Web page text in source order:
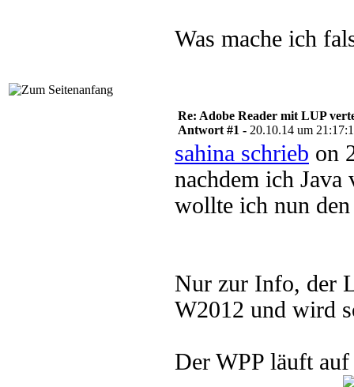
Was mache ich
Re: Adobe Reader mit LUP
Antwort #1 - 20.10.14 um
sahina schrieb on
nachdem ich
wollte ich nun
Nur zur Info, der
W2012 und wird
Der WPP läuft